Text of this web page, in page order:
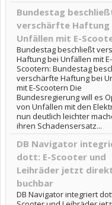
Bundestag
verschärfte Haftung
Unfällen mit E-
Bundestag beschließt
Haftung bei Unfällen mit E-
Scootern: Bundestag
verschärfte Haftung bei
mit E-Scootern Die
Bundesregierung will es
von Unfällen mit den
nun deutlich leichter
ihren Schadensersatz...
DB Navigator
dott: E-Scooter und
Leihräder jetzt
buchbar
DB Navigator integriert